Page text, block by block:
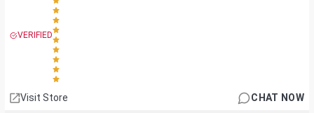
VERIFIED
Visit Store CHAT NOW